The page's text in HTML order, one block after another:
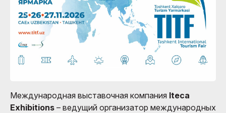
Международная выставочная компания Iteca
Exhibitions – ведущий организатор международных